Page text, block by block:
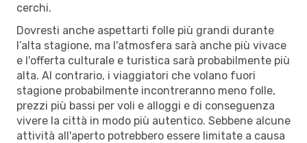
cerchi.
Dovresti anche aspettarti folle più grandi durante
l’alta stagione, ma l'atmosfera sarà anche più vivace
e l'offerta culturale e turistica sarà probabilmente più
alta. Al contrario, i viaggiatori che volano fuori
stagione probabilmente incontreranno meno folle,
prezzi più bassi per voli e alloggi e di conseguenza
vivere la città in modo più autentico. Sebbene alcune
attività all'aperto potrebbero essere limitate a causa